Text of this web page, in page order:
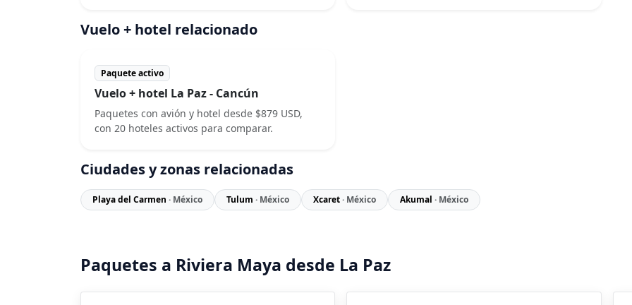
Vuelo + hotel relacionado
Paquete activo
Vuelo + hotel La Paz - Cancún
Paquetes con avión y hotel desde $879 USD,
con 20 hoteles activos para comparar.
Ciudades y zonas relacionadas
Playa del Carmen · México Tulum · México Xcaret· México Akumal · México
Paquetes a Riviera Maya desde La Paz